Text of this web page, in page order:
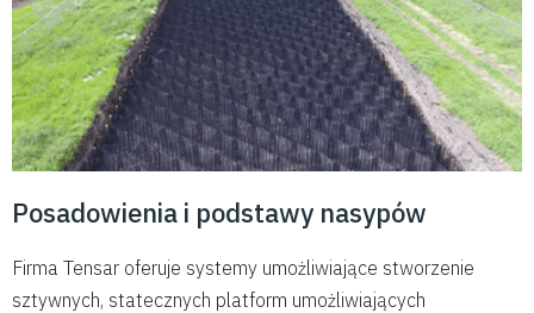
Posadowienia i podstawy nasypów
Firma Tensar oferuje systemy umożliwiające stworzenie
sztywnych, statecznych platform umożliwiających